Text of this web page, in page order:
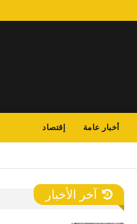
أخبار عامة إقتصاد
آخر الأخبار